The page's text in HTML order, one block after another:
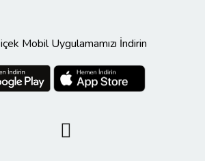
Mobil Uygulamamızı İndirin